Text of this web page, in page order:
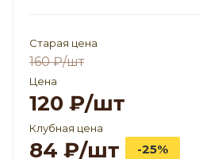
Старая цена
160₽/шт
Цена
120 ₽/шт
Клубная цена
84 ₽/шт -25%